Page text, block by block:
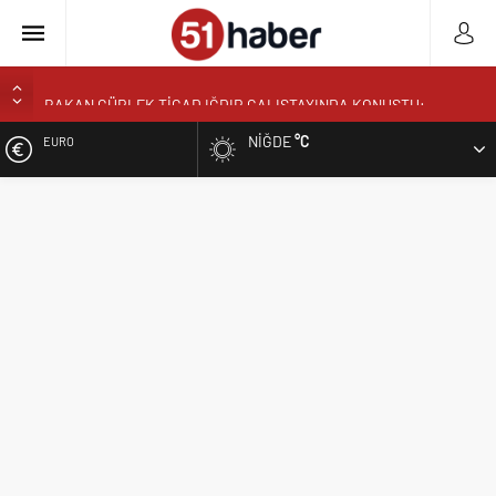
BAKAN GÜRLEK TİGAD IĞDIR ÇALIŞTAYINDA KONUŞTU:
NÖHÜ’DE HASAT ZAMANI: ÜRETEN ÜNİVERSİTE MODELİ
ALTIN NIĞDE°C